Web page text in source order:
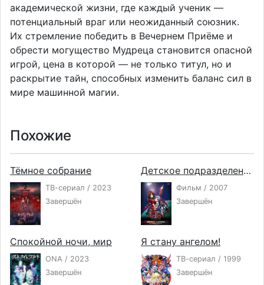
академической жизни, где каждый ученик —
потенциальный враг или неожиданный союзник.
Их стремление победить в Вечернем Приёме и
обрести могущество Мудреца становится опасной
игрой, цена в которой — не только титул, но и
раскрытие тайн, способных изменить баланс сил в
мире машинной магии.
Похожие
Тёмное собрание
ТВ-сериал / 2023
Завершён
Детское подразделение: Воспламенение
Фильм / 2007
Завершён
Спокойной ночи, мир
ONA / 2023
Завершён
Я стану ангелом!
ТВ-сериал / 1999
Завершён